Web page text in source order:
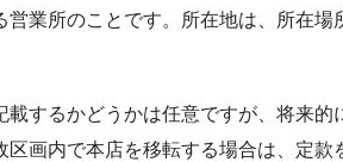
営業所のことです。所在地は、所在
載するかどうかは任意ですが、将来
区画内で本店を移転する場合は、定款